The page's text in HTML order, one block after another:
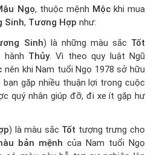
Ngọ, thuộc mệnh Mộckhi mua
Sinh, Tương Hợp như:
Sinh) là những màu sắc Tốt
Thủy. Vì theo quy luật Ngũ
nên khi Nam tuổi Ngọ 1978 sở hữu
gặp nhiều thuận lợi trong cuộc
quý nhân giúp đỡ, đi xe ít gặp hư
) là màu sắc Tốt tượng trưng cho
bản mệnh của Nam tuổi Ngọ